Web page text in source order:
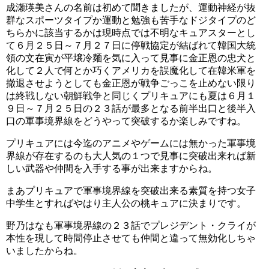
成瀬瑛美さんがアイカツ！の星宮りんごとして歌唱担当し
た時の動画がこちらです。
スポンサーリンク
コメントはお気軽に♪
キュアコンプリートではコメントは歓迎ですので 気軽に書
き込んでください（＾＾
但し初めてのコメントに対しては承認制となっていますの
で 承認まで少々お待ちくださいm(__)m
※承認後から次のコメントはすぐ表示するようになります
成瀬瑛美さんの名前は初めて聞きましたが、運動神経が抜
群なスポーツタイプか運動と勉強も苦手なドジタイプのど
ちらかに該当するかは現時点では不明なキュアスターとし
て６月２５日～７月２７日に停戦協定が結ばれて韓国大統
領の文在寅が平壌冷麺を気に入って見事に金正恩の忠犬と
化して２人で何とか巧くアメリカを誤魔化して在韓米軍を
撤退させようとしても金正恩が戦争ごっこを止めない限り
は終戦しない朝鮮戦争と同じくプリキュアにも夏は６月１
９日～７月２５日の２３話が最多となる前半出口と後半入
口の軍事境界線をどうやって突破するか楽しみですね。
プリキュアには今迄のアニメやゲームには無かった軍事境
界線が存在するのも大人気の１つで見事に突破出来れば新
しい武器や仲間を入手する事が出来ますからね。
まあプリキュアで軍事境界線を突破出来る素質を持つ女子
中学生とすればやはり主人公の桃キュアに決まりです。
野乃はなも軍事境界線の２３話でプレジデント・クライが
本性を現して時間停止させても仲間と違って無効化しちゃ
いましたからね。